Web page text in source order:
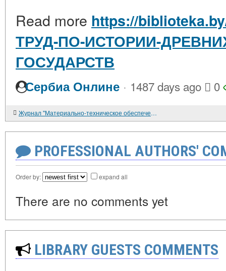
Read more https://
ТРУД-ПО-ИСТОРИИ-
ГОСУДАРСТВ
Сербиа Онлине · 1487 days ago 0
Журнал "Материально-техническое обеспечение ВС РФ", №7, 2022
PROFESSIONAL AUTHORS'
Order by: expand all
There are no comments yet
LIBRARY GUESTS COMMENTS